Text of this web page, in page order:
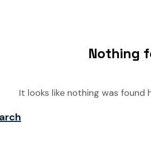
Nothing
It looks like nothing was found